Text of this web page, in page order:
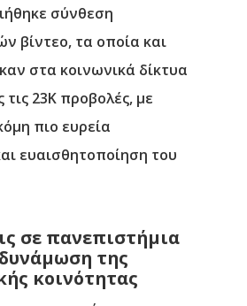
σύνθεση
βίντεο, τα οποία και
στα κοινωνικά δίκτυα
23Κ προβολές, με
πιο ευρεία
ευαισθητοποίηση του
σε πανεπιστήμια
της
κοινότητας